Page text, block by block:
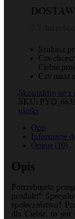
Szukasz
Czy
Ciebie
Czy masz
Skontaktuj się z
SKU:
ulotki
Opis
Informacje
Opinie (10)
Opis
Potrzebujesz
produkt?
społeczeństwo?
dla Ciebie, to jest